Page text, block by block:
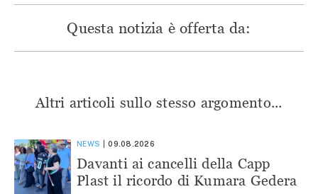
Questa notizia è offerta da:
Altri articoli sullo stesso argomento...
NEWS 09.08.2026
Davanti ai cancelli della Capp
Plast il ricordo di Kumara Gedera